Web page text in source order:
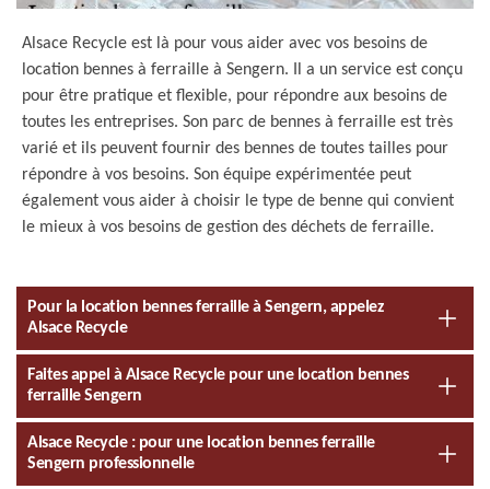
Alsace Recycle est là pour vous aider avec vos besoins de
location bennes à ferraille à Sengern. Il a un service est conçu
pour être pratique et flexible, pour répondre aux besoins de
toutes les entreprises. Son parc de bennes à ferraille est très
varié et ils peuvent fournir des bennes de toutes tailles pour
répondre à vos besoins. Son équipe expérimentée peut
également vous aider à choisir le type de benne qui convient
le mieux à vos besoins de gestion des déchets de ferraille.
Pour la location bennes ferraille à Sengern, appelez
Alsace Recycle
Faites appel à Alsace Recycle pour une location bennes
ferraille Sengern
Alsace Recycle : pour une location bennes ferraille
Sengern professionnelle